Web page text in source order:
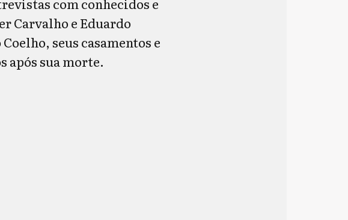
Carvalho e Eduardo
seus casamentos e
após sua morte.